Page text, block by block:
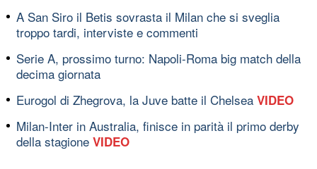
A San Siro il Betis sovrasta il Milan che si sveglia
troppo tardi, interviste e commenti
Serie A, prossimo turno: Napoli-Roma big match della
decima giornata
Eurogol di Zhegrova, la Juve batte il Chelsea VIDEO
Milan-Inter in Australia, finisce in parità il primo derby
della stagione VIDEO